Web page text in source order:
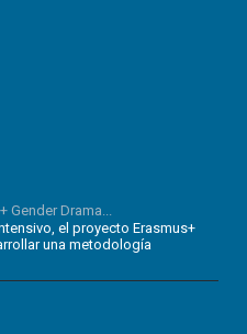
Gender Drama...
el proyecto Erasmus+
una metodología